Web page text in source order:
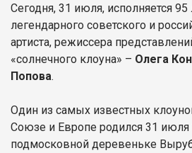
Сегодня, 31 июля, исполняется
легендарного советского и
артиста, режиссера
«солнечного клоуна» – Олега
Попова.
Один из самых известных
Союзе и Европе родился 31 июля
подмосковной деревеньке